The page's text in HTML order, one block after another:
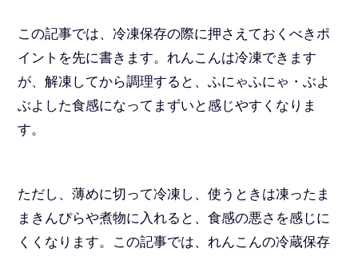
この記事では、冷凍保存の際に押さえておくべきポ
イントを先に書きます。れんこんは冷凍できます
が、解凍してから調理すると、ふにゃふにゃ・ぶよ
ぶよした食感になってまずいと感じやすくなりま
す。
ただし、薄めに切って冷凍し、使うときは凍ったま
まきんぴらや煮物に入れると、食感の悪さを感じに
くくなります。この記事では、れんこんの冷蔵保存